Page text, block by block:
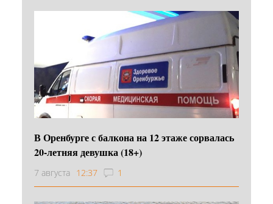
В Оренбурге с балкона на 12 этаже сорвалась
20-летняя девушка (18+)
7 августа 12:37 1